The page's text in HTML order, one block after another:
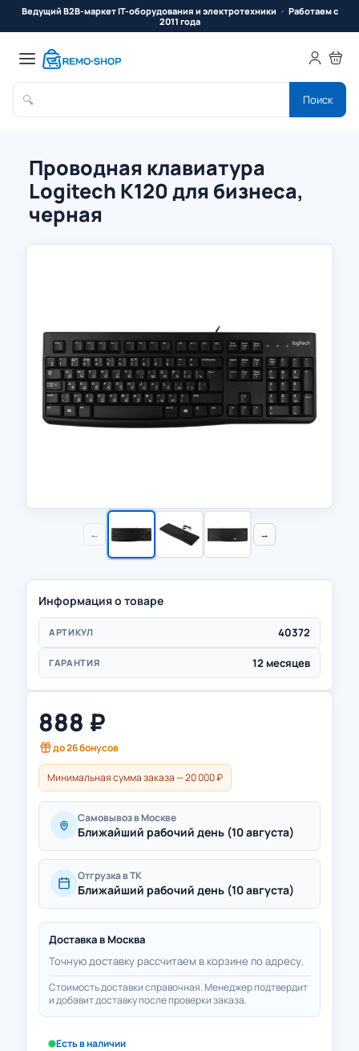
Ведущий B2B-маркет IT-оборудования и электротехники
Работаем с
2011 года
🔍 Поиск
Проводная клавиатура
Logitech K120 для бизнеса,
черная
← →
Информация о товаре
АРТИКУЛ 40372
ГАРАНТИЯ 12 месяцев
888 ₽
до26бонусов
Минимальная сумма заказа — 20 000 ₽
Самовывоз в Москве
Ближайший рабочий день (10 августа)
Отгрузка в ТК
Ближайший рабочий день (10 августа)
Доставка в Москва
Точную доставку рассчитаем в корзине по адресу.
Стоимость доставки справочная. Менеджер подтвердит
и добавит доставку после проверки заказа.
Есть в наличии